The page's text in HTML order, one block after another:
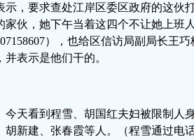
示，要求查处江岸区委区政府的这伙
家伙，她下午当着这四个不让她上班
），也给区信访局副局长王
并表示是他们干的。
今天看到程雪、胡国红夫妇被限制人
胡新建、张春霞等人。（程雪通过电